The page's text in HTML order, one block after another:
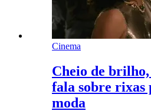
Cinema
Cheio de
fala sobre rixas
moda